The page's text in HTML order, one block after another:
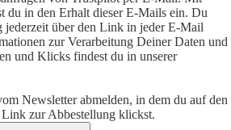
in den Erhalt dieser E-Mails ein. Du
über den Link in jeder E-Mail
zur Verarbeitung Deiner Daten und
und Klicks findest du in unserer
Newsletter abmelden, in dem du auf den
zur Abbestellung klickst.